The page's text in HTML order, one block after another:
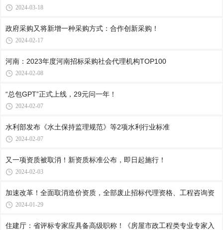
2024-03-18
政府采购又将新增一种采购方式：合作创新采购！
2024-02-17
河南：2023年度河南招标采购社会代理机构TOP100
2024-02-08
“总包GPT”正式上线，29元问一年！
2024-02-07
水利部发布《水土保持监理规范》等2项水利行业标准
2024-02-07
又一项资质被取消！新资质标准公布，即日起施行！
2024-02-03
加速改革！全面取消造价资质，全部废止招标代理资格、工程咨询资
2024-01-29
住建厅：省评标专家应具备高级职称！《房屋市政工程类专业专家入